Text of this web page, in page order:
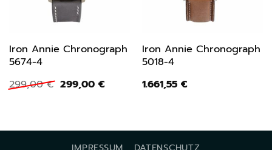
Iron Annie Chronograph
5674-4
299,00€ Ursprünglicher
Preis
299,00 €Aktueller
Iron Annie Chronograph
5018-4
1.661,55 €